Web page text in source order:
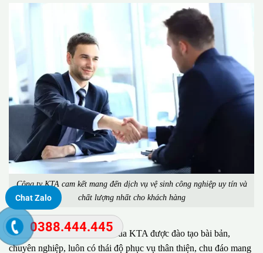
Công ty KTA cam kết mang đến dịch vụ vệ sinh công nghiệp uy tín và
chất lượng nhất cho khách hàng
Đặc biệt, đội ngũ nhân viên của KTA được đào tạo bài bản,
chuyên nghiệp, luôn có thái độ phục vụ thân thiện, chu đáo mang
Chat Zalo
0388.444.445